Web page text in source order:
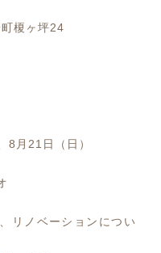
榎ヶ坪24
8月21日（日）
リノベーションについ